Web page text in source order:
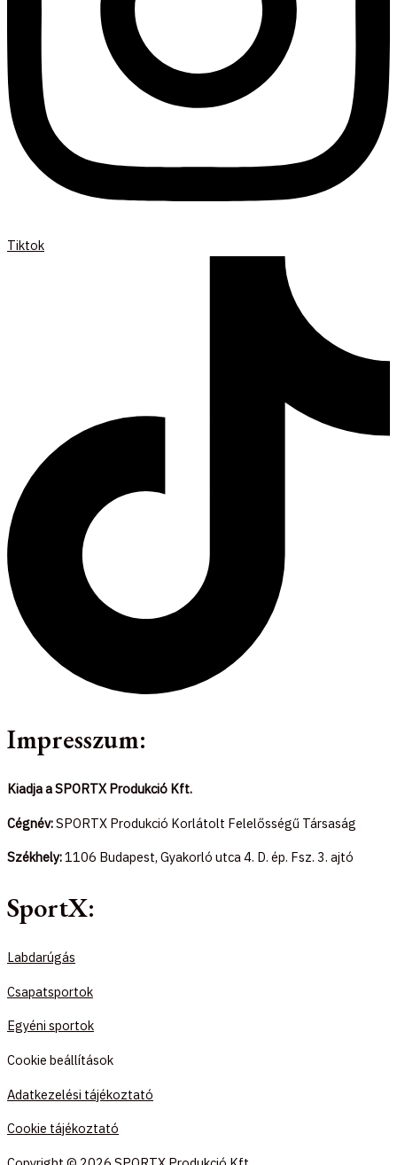
Tiktok
Impresszum:
Kiadja a SPORTX Produkció Kft.
Cégnév:SPORTX Produkció Korlátolt Felelősségű Társaság
Székhely:1106 Budapest, Gyakorló utca 4. D. ép. Fsz. 3. ajtó
SportX:
Labdarúgás
Csapatsportok
Egyéni sportok
Cookie beállítások
Adatkezelési tájékoztató
Cookie tájékoztató